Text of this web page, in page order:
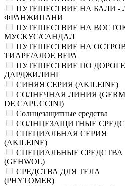
ПУТЕШЕСТВИЕ НА БАЛИ -
ФРАНЖИПАНИ
ПУТЕШЕСТВИЕ НА
МУСКУС/САНДАЛ
ПУТЕШЕСТВИЕ НА
ТИАРЕ/АЛОЕ ВЕРА
ПУТЕШЕСТВИЕ ПО
ДАРДЖИЛИНГ
СИНЯЯ СЕРИЯ (AKILEINE)
СОЛНЕЧНАЯ ЛИНИЯ
DE CAPUCCINI)
Солнцезащитные средства
СОЛНЦЕЗАЩИТНЫЕ
СПЕЦИАЛЬНАЯ СЕРИЯ
(AKILEINE)
СПЕЦИАЛЬНЫЕ СРЕДСТВА
(GEHWOL)
СРЕДСТВА ДЛЯ ТЕЛА
(PHYTOMER)